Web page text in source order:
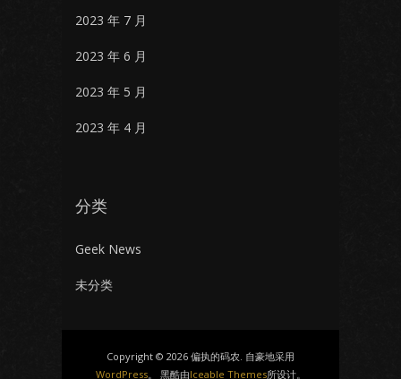
2023 年 7 月
2023 年 6 月
2023 年 5 月
2023 年 4 月
分类
Geek News
未分类
Copyright © 2026 偏执的码农. 自豪地采用
WordPress。 黑酷由Iceable Themes所设计。